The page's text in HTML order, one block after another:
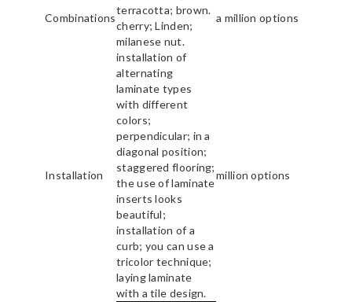
Combinations
terracotta; brown.
cherry; Linden;
milanese nut.
a million options
Installation
installation of
alternating
laminate types
with different
colors;
perpendicular; in a
diagonal position;
staggered flooring;
the use of laminate
inserts looks
beautiful;
installation of a
curb; you can use a
tricolor technique;
laying laminate
with a tile design.
million options